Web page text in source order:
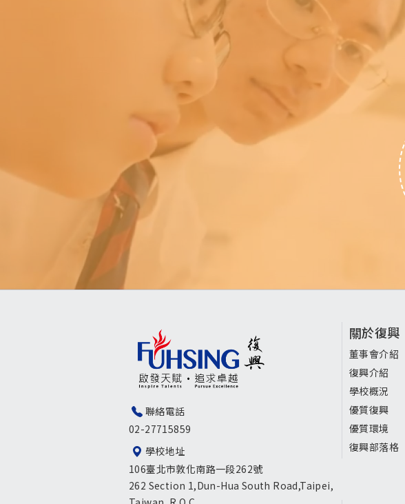
聯絡電話
02-27715859
學校地址
106臺北市敦化南路一段262號
262 Section 1,Dun-Hua South Road,Taipei,
頁
尾
選
單
關於復興
董事會介紹
復興介紹
學校概況
優質復興
優質環境
復興部落格